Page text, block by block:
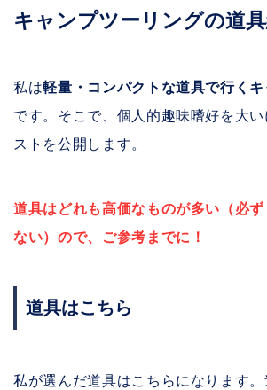
キャンプツーリングの道
私は軽量・コンパクトな道具で行く
です。そこで、個人的趣味嗜好を大
ストを公開します。
道具はどれも高価なものが多い（必
ない）ので、ご参考までに！
道具はこちら
私が選んだ道具はこちらになります